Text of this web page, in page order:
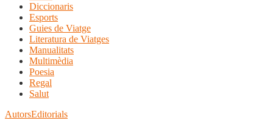
Diccionaris
Esports
Guies de Viatge
Literatura de Viatges
Manualitats
Multimèdia
Poesia
Regal
Salut
AutorsEditorials